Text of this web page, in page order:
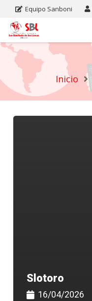
Equipo Sanboni
Inicio
Slotoro
16/04/2026